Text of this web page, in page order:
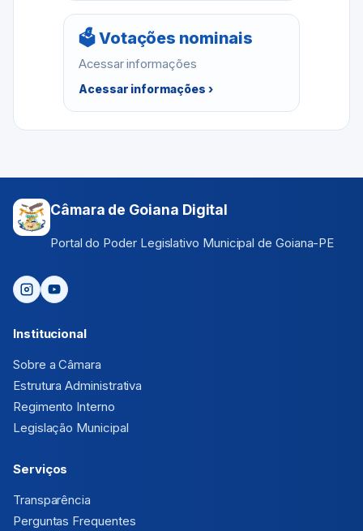
🗳 Votações nominais
Acessar informações
Acessar informações ›
Câmara de Goiana Digital
Portal do Poder Legislativo Municipal de Goiana-PE
Institucional
Sobre a Câmara
Estrutura Administrativa
Regimento Interno
Legislação Municipal
Serviços
Transparência
Perguntas Frequentes